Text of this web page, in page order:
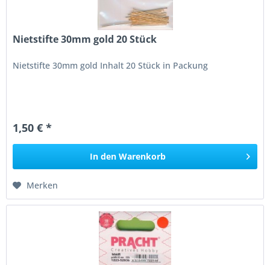
Nietstifte 30mm gold 20 Stück
Nietstifte 30mm gold Inhalt 20 Stück in Packung
1,50 € *
In den Warenkorb
Merken